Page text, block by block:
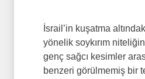
İsrail’in kuşatma
yönelik soykırım
genç sağcı kesimler
benzeri görülmemiş bir